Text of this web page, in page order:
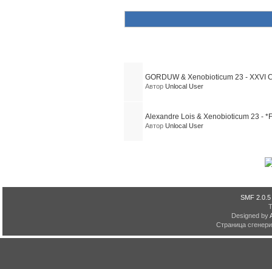
GORDUW & Xenobioticum 23 - XXVI
Автор Unlocal User
Alexandre Lois & Xenobioticum 23 -
Автор Unlocal User
SMF 2.0.5
Designed by
Страница